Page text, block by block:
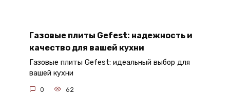
Газовые плиты Gefest: надежность и
качество для вашей кухни
Газовые плиты Gefest: идеальный выбор для
вашей кухни
0 62